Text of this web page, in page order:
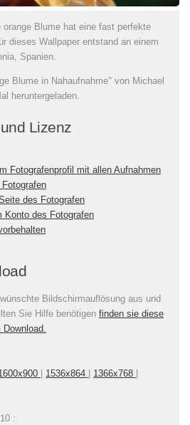
Blume hat eine fast perfekte
dieses Wallpaper entstand an einem
Spanien.
Blume in Nahaufnahme" von Michael
heruntergeladen.
Lizenz
Fotografenprofil mit allen Aufnahmen
des Fotografen
Konto des Fotografen
Bildschirmauflösung aus und
Sie Hilfe benötigen finden sie diese
| 1536x864 | 1366x768 |
: